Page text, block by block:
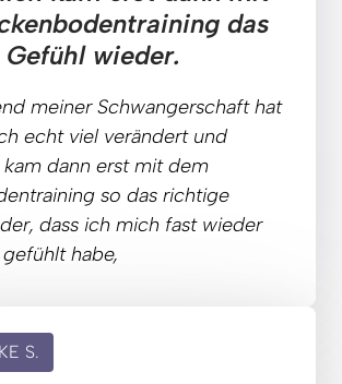
das
wieder.
meiner Schwangerschaft
hat
echt viel verändert
kam dann erst mit
so das
dass ich mich fast
wieder
gefühlt habe,
S.